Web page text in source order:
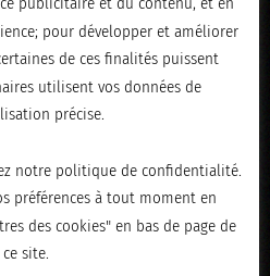
pour développer et améliorer
de ces finalités puissent
utilisent vos données de
précise.
notre politique de confidentialité.
préférences à tout moment en
des cookies" en bas de page de
ce site.